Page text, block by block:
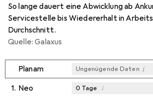
So lange dauert eine Abwicklung ab
Servicestelle bis Wiedererhalt in
Durchschnitt.
Quelle: Galaxus
Planam Ungenügende Daten i
1. Neo 0 Tage i